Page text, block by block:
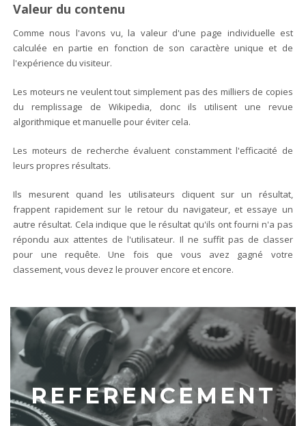
Valeur du contenu
Comme nous l'avons vu, la valeur d'une page individuelle est
calculée en partie en fonction de son caractère unique et de
l'expérience du visiteur.
Les moteurs ne veulent tout simplement pas des milliers de copies
du remplissage de Wikipedia, donc ils utilisent une revue
algorithmique et manuelle pour éviter cela.
Les moteurs de recherche évaluent constamment l'efficacité de
leurs propres résultats.
Ils mesurent quand les utilisateurs cliquent sur un résultat,
frappent rapidement sur le retour du navigateur, et essaye un
autre résultat. Cela indique que le résultat qu'ils ont fourni n'a pas
répondu aux attentes de l'utilisateur. Il ne suffit pas de classer
pour une requête. Une fois que vous avez gagné votre
classement, vous devez le prouver encore et encore.
REFERENCEMENT